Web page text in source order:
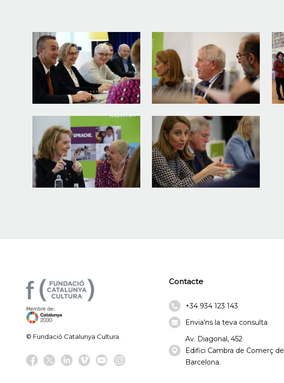
© Fundació Catalunya Cultura
Contacte
+34 934 123 143
Envia’ns la teva consulta
Av. Diagonal, 452
Edifici Cambra de Comerç de
Barcelona.